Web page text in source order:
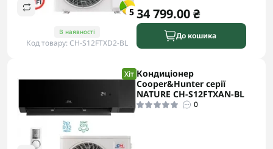
5
В наявності
Код товару: CH-S12FTXD2-BL
34 799.00 ₴
До кошика
Хіт Кондиціонер
Cooper&Hunter серії
NATURE CH-S12FTXAN-BL
0